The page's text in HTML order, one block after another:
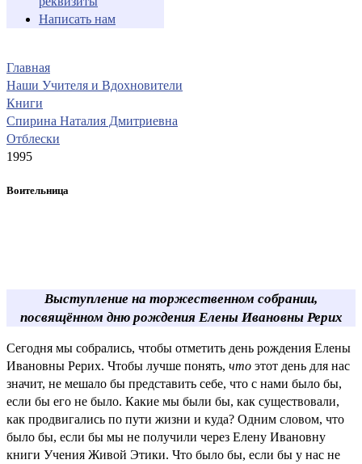
Написать нам
Главная
Наши Учителя и Вдохновители
Книги
Спирина Наталия Дмитриевна
Отблески
1995
Воительница
Выступление на торжественном собрании,
посвящённом дню рождения Елены Ивановны Рерих
Сегодня мы собрались, чтобы отметить день рождения Елены
Ивановны Рерих. Чтобы лучше понять, что этот день для нас
значит, не мешало бы представить себе, что с нами было бы,
если бы его не было. Какие мы были бы, как существовали,
как продвигались по пути жизни и куда? Одним словом, что
было бы, если бы мы не получили через Елену Ивановну
книги Учения Живой Этики. Что было бы, если бы у нас не